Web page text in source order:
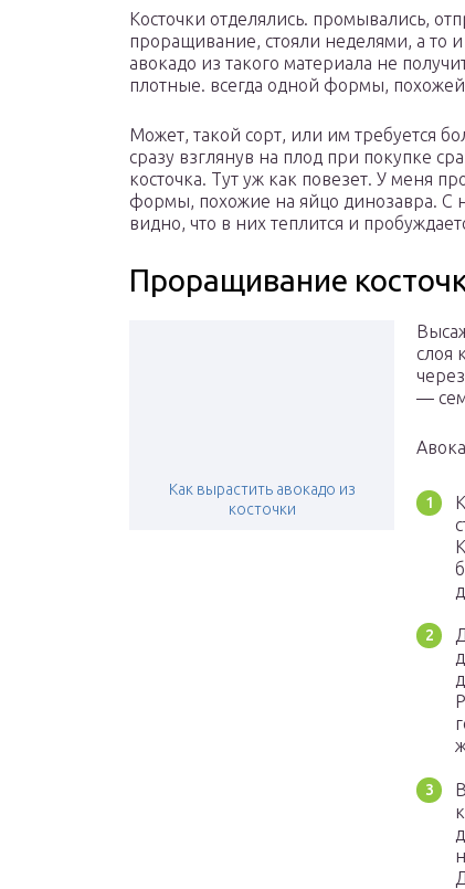
Косточки отделялись. промывались,
проращивание, стояли неделями, а то
авокадо из такого материала не
плотные. всегда одной формы,
Может, такой сорт, или им требуется
сразу взглянув на плод при покупке
косточка. Тут уж как повезет. У меня
формы, похожие на яйцо динозавра. С
видно, что в них теплится и
Проращивание
Как вырастить авокадо из
косточки
слоя
—